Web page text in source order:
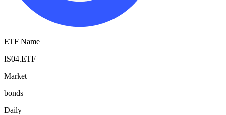
ETF Name
IS04.ETF
Market
bonds
Daily